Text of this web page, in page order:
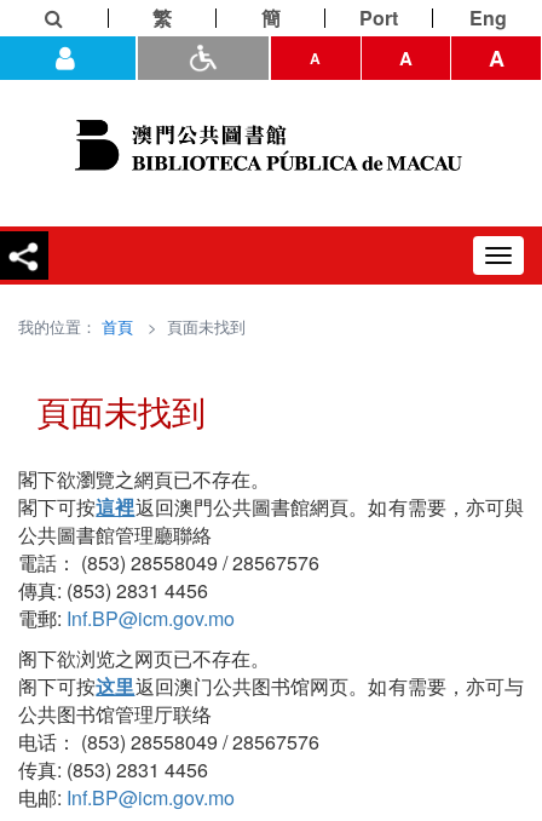
繁 簡 Port Eng
A A A
我的位置： 首頁 > 頁面未找到
頁面未找到
閣下欲瀏覽之網頁已不存在。
閣下可按這裡返回澳門公共圖書館網頁。如有需要，亦可與
公共圖書館管理廳聯絡
電話： (853) 28558049 / 28567576
傳真: (853) 2831 4456
電郵: Inf.BP@icm.gov.mo
阁下欲浏览之网页已不存在。
阁下可按这里返回澳门公共图书馆网页。如有需要，亦可与
公共图书馆管理厅联络
电话： (853) 28558049 / 28567576
传真: (853) 2831 4456
电邮: Inf.BP@icm.gov.mo